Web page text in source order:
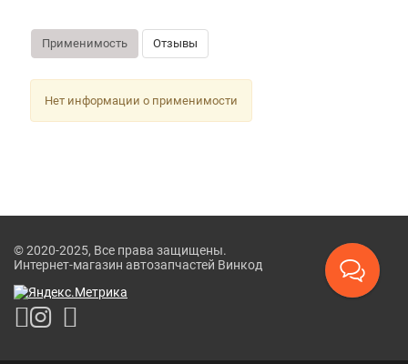
Применимость Отзывы
Нет информации о применимости
© 2020-2025, Все права защищены.
Интернет-магазин автозапчастей Винкод